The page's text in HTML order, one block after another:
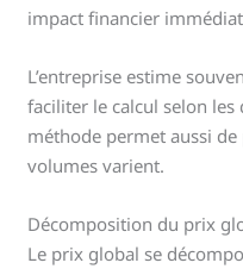
impact financier
L’entreprise estime
faciliter le calcul selon les
méthode permet aussi
volumes varient.
Décomposition du prix
Le prix global se